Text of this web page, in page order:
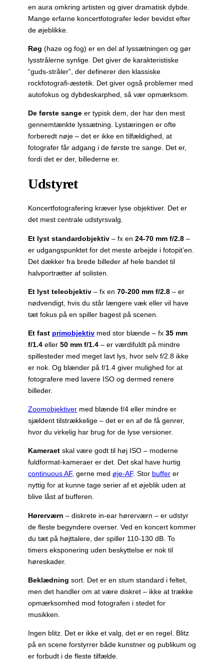
en aura omkring artisten og giver dramatisk dybde.
Mange erfarne koncertfotografer leder bevidst efter
de øjeblikke.
Røg (haze og fog) er en del af lyssætningen og gør
lysstrålerne synlige. Det giver de karakteristiske
“guds-stråler”, der definerer den klassiske
rockfotografi-æstetik. Det giver også problemer med
autofokus og dybdeskarphed, så vær opmærksom.
De første sange er typisk dem, der har den mest
gennemtænkte lyssætning. Lystæringen er ofte
forberedt nøje – det er ikke en tilfældighed, at
fotografer får adgang i de første tre sange. Det er,
fordi det er der, billederne er.
Udstyret
Koncertfotografering kræver lyse objektiver. Det er
det mest centrale udstyrsvalg.
Et lyst standardobjektiv – fx en 24-70 mm f/2.8 –
er udgangspunktet for det meste arbejde i fotopit’en.
Det dækker fra brede billeder af hele bandet til
halvportrætter af solisten.
Et lyst teleobjektiv – fx en 70-200 mm f/2.8 – er
nødvendigt, hvis du står længere væk eller vil have
tæt fokus på en spiller bagest på scenen.
Et fast primobjektiv med stor blænde – fx 35 mm
f/1.4 eller 50 mm f/1.4 – er værdifuldt på mindre
spillesteder med meget lavt lys, hvor selv f/2.8 ikke
er nok. Og blænder på f/1.4 giver mulighed for at
fotografere med lavere ISO og dermed renere
billeder.
Zoomobjektiver med blænde f/4 eller mindre er
sjældent tilstrækkelige – det er en af de få genrer,
hvor du virkelig har brug for de lyse versioner.
Kameraet skal være godt til høj ISO – moderne
fuldformat-kameraer er det. Det skal have hurtig
continuous AF, gerne med øje-AF. Stor buffer er
nyttig for at kunne tage serier af et øjeblik uden at
blive låst af bufferen.
Hørerværn – diskrete in-ear hørerværn – er udstyr
de fleste begyndere overser. Ved en koncert kommer
du tæt på højttalere, der spiller 110-130 dB. To
timers eksponering uden beskyttelse er nok til
høreskader.
Beklædning sort. Det er en stum standard i feltet,
men det handler om at være diskret – ikke at trække
opmærksomhed mod fotografen i stedet for
musikken.
Ingen blitz. Det er ikke et valg, det er en regel. Blitz
på en scene forstyrrer både kunstner og publikum og
er forbudt i de fleste tilfælde.